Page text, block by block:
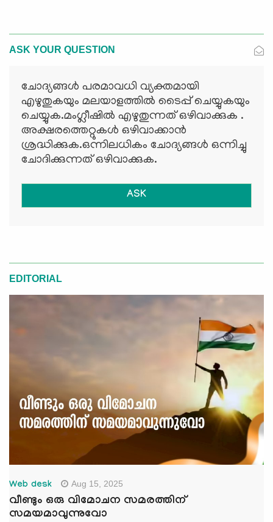
ASK YOUR QUESTION
ചോദ്യങ്ങള്‍ പരമാവധി വ്യക്തമായി
എഴുതുകയും മലയാളത്തില്‍ ടൈപ്പ് ചെയ്യുകയും
ചെയ്യുക.മംഗ്ലീഷില്‍ എഴുതുന്നത് ഒഴിവാക്കുക .
അക്ഷരത്തെറ്റുകള്‍ ഒഴിവാക്കാന്‍
ശ്രദ്ധിക്കുക.ഒന്നിലധികം ചോദ്യങ്ങള്‍ ഒന്നിച്ചു
ചോദിക്കുന്നത് ഒഴിവാക്കുക.
ASK
EDITORIAL
Web desk Aug 15, 2025
വീണ്ടും ഒരു വിമോചന സമരത്തിന്
സമയമാവുന്നുവോ